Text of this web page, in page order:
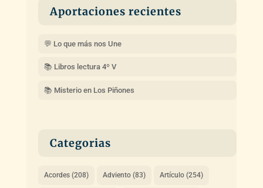
Aportaciones recientes
💬 Lo que más nos Une
📚 Libros lectura 4º V
📚 Misterio en Los Piñones
Categorias
Acordes(208) Adviento(83) Artículo(254)